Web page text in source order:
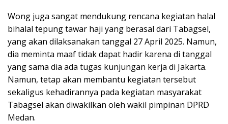
Wong juga sangat mendukung rencana kegiatan halal
bihalal tepung tawar haji yang berasal dari Tabagsel,
yang akan dilaksanakan tanggal 27 April 2025. Namun,
dia meminta maaf tidak dapat hadir karena di tanggal
yang sama dia ada tugas kunjungan kerja di Jakarta.
Namun, tetap akan membantu kegiatan tersebut
sekaligus kehadirannya pada kegiatan masyarakat
Tabagsel akan diwakilkan oleh wakil pimpinan DPRD
Medan.